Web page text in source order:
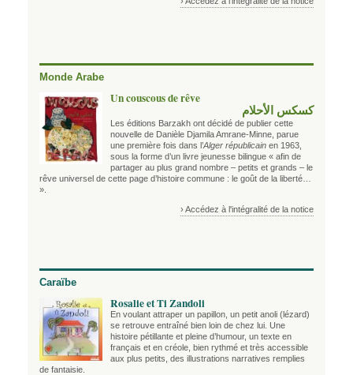
Monde Arabe
Un couscous de rêve
كسكس الأحلام
Les éditions Barzakh ont décidé de publier cette
nouvelle de Danièle Djamila Amrane-Minne, parue
une première fois dans l’Alger républicain en 1963,
sous la forme d’un livre jeunesse bilingue « afin de
partager au plus grand nombre – petits et grands – le
rêve universel de cette page d’histoire commune : le goût de la liberté…
».
› Accédez à l'intégralité de la notice
Caraïbe
Rosalie et Ti Zandoli
En voulant attraper un papillon, un petit anoli (lézard)
se retrouve entraîné bien loin de chez lui. Une
histoire pétillante et pleine d’humour, un texte en
français et en créole, bien rythmé et très accessible
aux plus petits, des illustrations narratives remplies
de fantaisie.